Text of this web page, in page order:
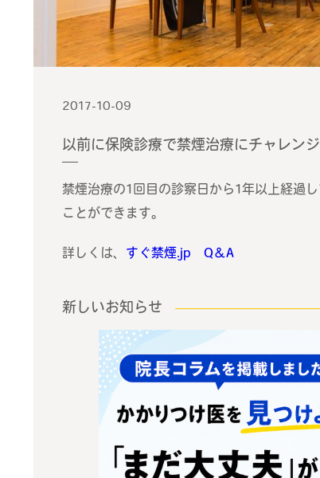
2017-10-09
以前に保険診療で禁煙治療にチャレン
禁煙治療の1回目の診察日から1年以上経過
ことができます。
詳しくは、 すぐ禁煙.jp Q＆A
新しいお知らせ